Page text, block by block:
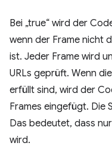
Bei „true“ wird der
wenn der Frame nicht
ist. Jeder Frame wird
URLs geprüft. Wenn
erfüllt sind, wird der
Frames eingefügt. Die
Das bedeutet, dass
wird.